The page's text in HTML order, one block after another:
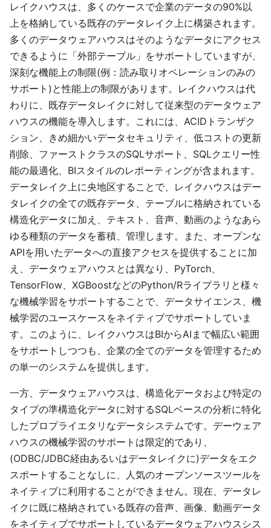
レイクハウスは、多くのケースで企業のデータの90%以
上を格納している既存のデータレイク上に構築されます。
多くのデータウェアハウスはそのようなデータにアクセス
できるように「外部テーブル」をサポートしていますが、
深刻な機能上の制限(例：読み取りオペレーションのみの
サポート)と性能上の制限があります。レイクハウスは代
わりに、既存データレイクに対して従来型のデータウェア
ハウスの機能を導入します。これには、ACIDトランザク
ション、きめ細かいデータセキュリティ、低コストの更新
削除、ファーストクラスのSQLサポート、SQLクエリー性
能の最適化、BIスタイルのレポーティングが含まれます。
データレイク上に央地区することで、レイクハウスはデー
タレイクの全ての既存データ、テーブルに格納されている
構造化データに加え、テキスト、音声、動画のようなあら
ゆる種類のデータを蓄積、管理します。また、オープンな
APIを用いたデータへの直接アクセスを提供することに加
え、データウェアハウスとは異なり、PyTorch、
TensorFlow、XGBoostなどのPython/Rライブラリと様々
な機械学習をサポートすることで、データサイエンス、機
械学習のユースケースをネイティブでサポートしていま
す。このように、レイクハウスはBIからAIまで幅広い範囲
をサポートしつつも、企業の全てのデータを管理するため
の単一のシステムを提供します。
一方、データウェアハウスは、構造化データおよび特定の
タイプの準構造化データに対するSQLベースの分析に特化
したプロプライエタリなデータシステムです。デーウェア
ハウスの機械学習のサポートは限定的であり、
(ODBC/JDBC経由あるいはデータレイクに)データをエク
スポートすることなしに、人気のオープンソースツールを
ネイティブに利用することができません。現在、データレ
イクに既に格納されている既存の音声、画像、動画データ
をネイティブでサポートしているデータウェアハウスシス